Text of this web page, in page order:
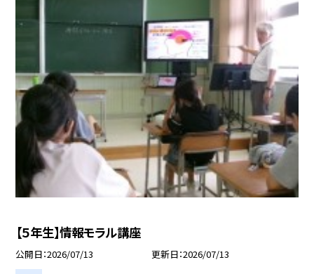
【５年生】情報モラル講座
公開日 2026/07/13 更新日 2026/07/13